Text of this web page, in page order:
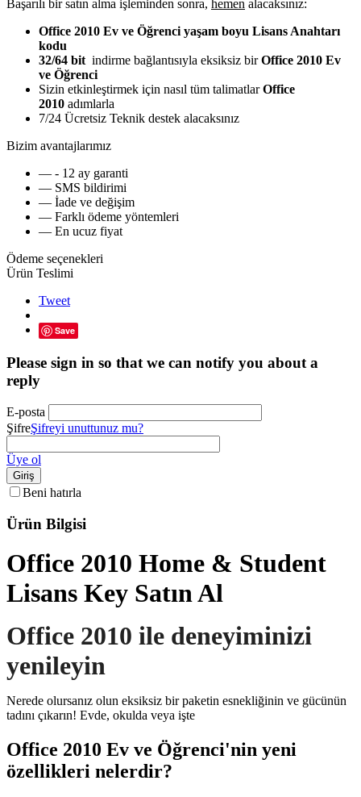
Başarılı bir satın alma işleminden sonra, hemen alacaksınız:
Office 2010 Ev ve Öğrenci yaşam boyu Lisans Anahtarı
kodu
32/64 bit indirme bağlantısıyla eksiksiz birOffice 2010 Ev
ve Öğrenci
Sizin etkinleştirmek için nasıl tüm talimatlarOffice
2010 adımlarla
7/24 Ücretsiz Teknik destek alacaksınız
Bizim avantajlarımız
— - 12 ay garanti
— SMS bildirimi
— İade ve değişim
— Farklı ödeme yöntemleri
— En ucuz fiyat
Ödeme seçenekleri
Ürün Teslimi
Tweet
Save
Please sign in so that we can notify you about a
reply
E-posta
ŞifreŞifreyi unuttunuz mu?
Üye ol
Giriş
Beni hatırla
Ürün Bilgisi
Office 2010 Home & Student
Lisans Key Satın Al
Office 2010 ile deneyiminizi
yenileyin
Nerede olursanız olun eksiksiz bir paketin esnekliğinin ve gücünün
tadını çıkarın! Evde, okulda veya işte
Office 2010 Ev ve Öğrenci'nin yeni
özellikleri nelerdir?